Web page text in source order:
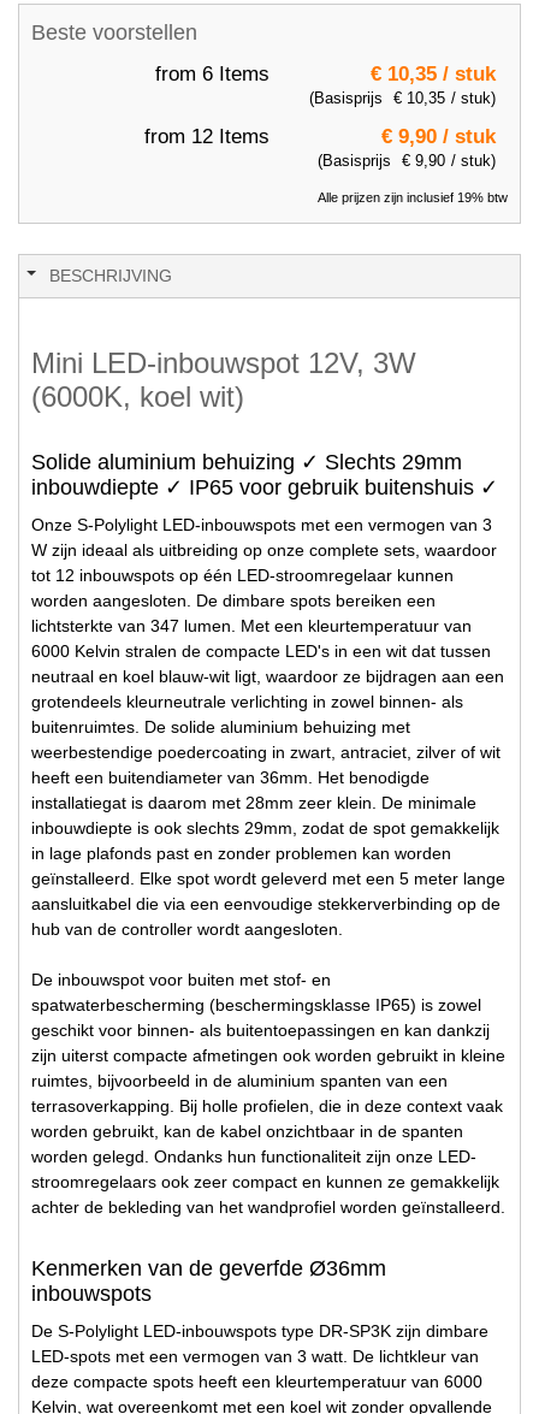
Beste voorstellen
from 6 Items € 10,35 / stuk
(Basisprijs € 10,35 / stuk)
from 12 Items € 9,90 / stuk
(Basisprijs € 9,90 / stuk)
Alle prijzen zijn inclusief 19% btw
BESCHRIJVING
Mini LED-inbouwspot 12V, 3W
(6000K, koel wit)
Solide aluminium behuizing ✓ Slechts 29mm
inbouwdiepte ✓ IP65 voor gebruik buitenshuis ✓
Onze S-Polylight LED-inbouwspots met een vermogen van 3
W zijn ideaal als uitbreiding op onze complete sets, waardoor
tot 12 inbouwspots op één LED-stroomregelaar kunnen
worden aangesloten. De dimbare spots bereiken een
lichtsterkte van 347 lumen. Met een kleurtemperatuur van
6000 Kelvin stralen de compacte LED's in een wit dat tussen
neutraal en koel blauw-wit ligt, waardoor ze bijdragen aan een
grotendeels kleurneutrale verlichting in zowel binnen- als
buitenruimtes. De solide aluminium behuizing met
weerbestendige poedercoating in zwart, antraciet, zilver of wit
heeft een buitendiameter van 36mm. Het benodigde
installatiegat is daarom met 28mm zeer klein. De minimale
inbouwdiepte is ook slechts 29mm, zodat de spot gemakkelijk
in lage plafonds past en zonder problemen kan worden
geïnstalleerd. Elke spot wordt geleverd met een 5 meter lange
aansluitkabel die via een eenvoudige stekkerverbinding op de
hub van de controller wordt aangesloten.
De inbouwspot voor buiten met stof- en
spatwaterbescherming (beschermingsklasse IP65) is zowel
geschikt voor binnen- als buitentoepassingen en kan dankzij
zijn uiterst compacte afmetingen ook worden gebruikt in kleine
ruimtes, bijvoorbeeld in de aluminium spanten van een
terrasoverkapping. Bij holle profielen, die in deze context vaak
worden gebruikt, kan de kabel onzichtbaar in de spanten
worden gelegd. Ondanks hun functionaliteit zijn onze LED-
stroomregelaars ook zeer compact en kunnen ze gemakkelijk
achter de bekleding van het wandprofiel worden geïnstalleerd.
Kenmerken van de geverfde Ø36mm
inbouwspots
De S-Polylight LED-inbouwspots type DR-SP3K zijn dimbare
LED-spots met een vermogen van 3 watt. De lichtkleur van
deze compacte spots heeft een kleurtemperatuur van 6000
Kelvin, wat overeenkomt met een koel wit zonder opvallende